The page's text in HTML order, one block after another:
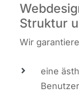
Struktur
Wir
eine